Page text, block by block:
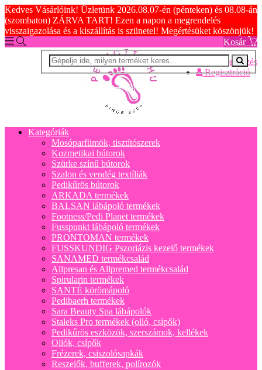
Kedves Vásárlóink! Üzletünk 2026.08.07-én (pénteken) és 08.08-án
(szombaton) ZÁRVA TART! Ezen a napon a megrendelés
visszaigazolása és a kiszállítás is szünetel! Megértésüket köszönjük!
Kosár
Bejelentkezés
Regisztráció
Kategóriák
Mosóparfümök, tisztítószerek
Kozmetikai bútorok
Szürke színű bútorok
Szalon és vendég textíliák
Pedikűrös bútorok
ARKADA termékek
BALSAN lábápoló termékek
Footness/Pedi Planet termékek
Fusspunkt lábápoló termékek
PRONTOMAN termékek
FUSSKUNDIG Pszoriázis kezelő termékek
SANAMED termékcsalád
Allpresan és Allpremed termékcsalád
Spirularin termékek
SANTÉ körömápoló
Pedibaerh termékek
Sara Beauty Spa lábápolók
Staleks Pro termékek (olló, csípők)
Pedikűrös eszközök, szerszámok, kellékek
Ollók, csípők
Frézerek, csiszolósapkák
Reszelők, bufferek, polírozók